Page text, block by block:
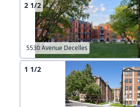
2 1/2
5530 Avenue Decelles
1 1/2